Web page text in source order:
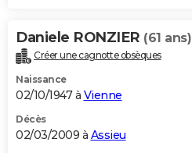
Daniele RONZIER (61 ans)
Créer une cagnotte obsèques
Naissance
02/10/1947 à Vienne
Décès
02/03/2009 à Assieu